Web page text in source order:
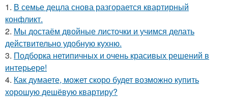
1. В семье децла снова разгорается квартирный
конфликт.
2. Мы достаём двойные листочки и учимся делать
действительно удобную кухню.
3. Подборка нетипичных и очень красивых решений в
интерьере!
4. Как думаете, может скоро будет возможно купить
хорошую дешёвую квартиру?